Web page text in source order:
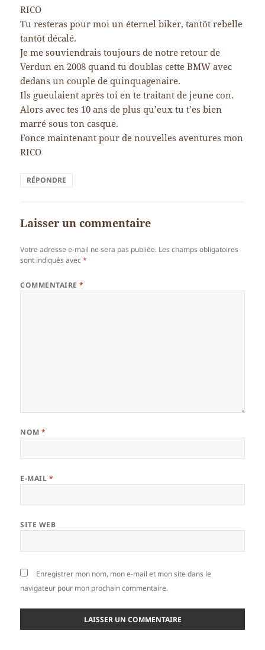
RICO
Tu resteras pour moi un éternel biker, tantôt rebelle
tantôt décalé.
Je me souviendrais toujours de notre retour de
Verdun en 2008 quand tu doublas cette BMW avec
dedans un couple de quinquagenaire.
Ils gueulaient après toi en te traitant de jeune con.
Alors avec tes 10 ans de plus qu’eux tu t’es bien
marré sous ton casque.
Fonce maintenant pour de nouvelles aventures mon
RICO
RÉPONDRE
Laisser un commentaire
Votre adresse e-mail ne sera pas publiée. Les champs obligatoires
sont indiqués avec*
COMMENTAIRE*
NOM*
E-MAIL *
SITE WEB
Enregistrer mon nom, mon e-mail et mon site dans le
navigateur pour mon prochain commentaire.